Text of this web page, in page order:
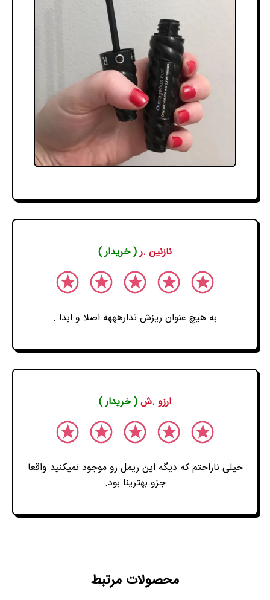
نازنین .ر ( خریدار )
به هیچ عنوان ریزش ندارهههه اصلا و ابدا .
ارزو .ش ( خریدار )
خیلی ناراحتم که دیگه این ریمل رو موجود نمیکنید واقعا
جزو بهترینا بود.
محصولات مرتبط